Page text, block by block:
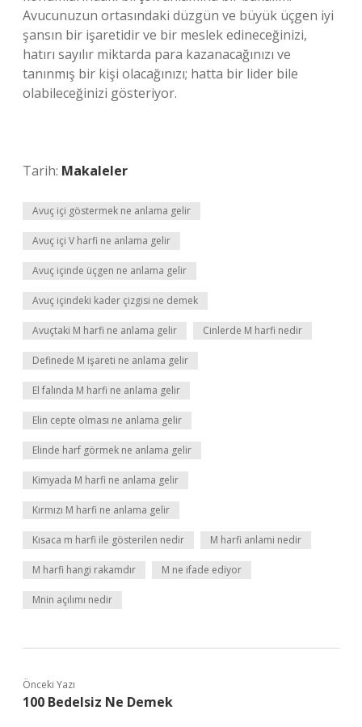
Avucunuzun ortasındaki düzgün ve büyük üçgen iyi
şansın bir işaretidir ve bir meslek edineceğinizi,
hatırı sayılır miktarda para kazanacağınızı ve
tanınmış bir kişi olacağınızı; hatta bir lider bile
olabileceğinizi gösteriyor.
Tarih: Makaleler
Avuç içi göstermek ne anlama gelir
Avuç içi V harfi ne anlama gelir
Avuç içinde üçgen ne anlama gelir
Avuç içindeki kader çizgisi ne demek
Avuçtaki M harfi ne anlama gelir Cinlerde M harfi nedir
Definede M işareti ne anlama gelir
El falında M harfi ne anlama gelir
Elin cepte olması ne anlama gelir
Elinde harf görmek ne anlama gelir
Kimyada M harfi ne anlama gelir
Kırmızı M harfi ne anlama gelir
Kısaca m harfi ile gösterilen nedir M harfi anlami nedir
M harfi hangi rakamdır M ne ifade ediyor
Mnin açılımı nedir
Önceki Yazı
100 Bedelsiz Ne Demek